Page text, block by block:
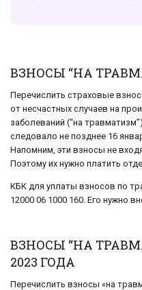
ВЗНОСЫ “НА
Перечислить страховые
от несчастных случаев на
заболеваний (“на
следовало не позднее 16
Напомним, эти взносы не
Поэтому их нужно платить
КБК для уплаты взносов по
12000 06 1000 160. Его нужно
ВЗНОСЫ “НА
2023 ГОДА
Перечислить взносы «на